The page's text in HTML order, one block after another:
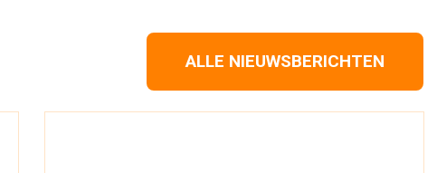
ALLE NIEUWSBERICHTEN